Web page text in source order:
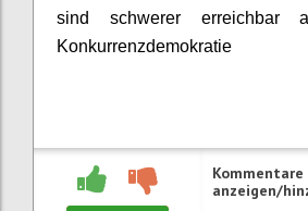
sind schwerer erreichbar
Konkurrenzdemokratie
Kommentare
anzeigen/